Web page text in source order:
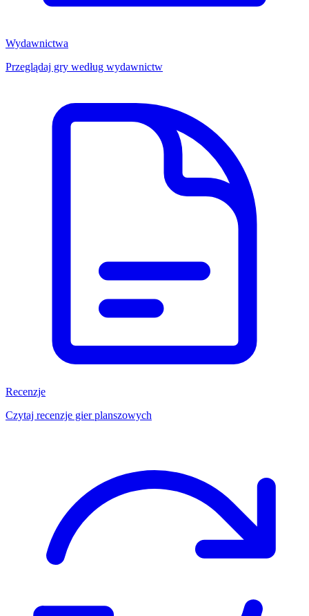
Wydawnictwa
Przeglądaj gry według wydawnictw
Recenzje
Czytaj recenzje gier planszowych